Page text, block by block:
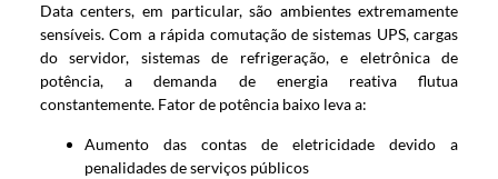
Data centers, em particular, são ambientes extremamente
sensíveis. Com a rápida comutação de sistemas UPS, cargas
do servidor, sistemas de refrigeração, e eletrônica de
potência, a demanda de energia reativa flutua
constantemente. Fator de potência baixo leva a:
Aumento das contas de eletricidade devido a
penalidades de serviços públicos